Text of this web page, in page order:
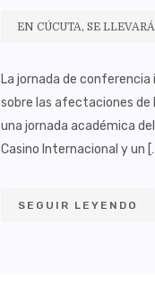
EN CÚCUTA, SE
La jornada de
sobre las afectaciones de
una jornada académica
Casino Internacional y un
SEGUIR LEYENDO